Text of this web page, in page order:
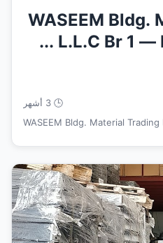
WASEEM
L.L.C Br 1 —
🕒 3 أشهر